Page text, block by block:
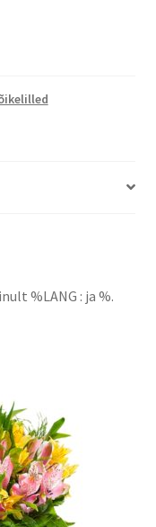
%LANG : ja %.